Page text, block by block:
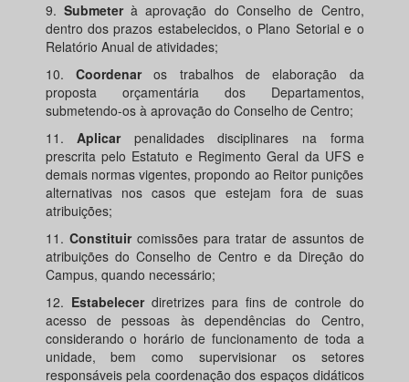
9. Submeterà aprovação do Conselho de Centro,
dentro dos prazos estabelecidos, o Plano Setorial e o
Relatório Anual de atividades;
10. Coordenaros trabalhos de elaboração da
proposta orçamentária dos Departamentos,
submetendo-os à aprovação do Conselho de Centro;
11.Aplicarpenalidades disciplinares na forma
prescrita pelo Estatuto e Regimento Geral da UFS e
demais normas vigentes, propondo ao Reitor punições
alternativas nos casos que estejam fora de suas
atribuições;
11. Constituircomissões para tratar de assuntos de
atribuições do Conselho de Centro e da Direção do
Campus, quando necessário;
12. Estabelecerdiretrizes para fins de controle do
acesso de pessoas às dependências do Centro,
considerando o horário de funcionamento de toda a
unidade, bem como supervisionar os setores
responsáveis pela coordenação dos espaços didáticos